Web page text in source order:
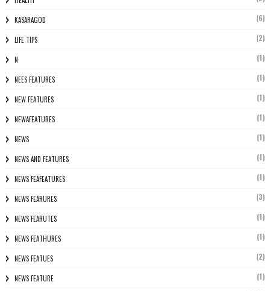
KASARAGOD (6)
LIFE TIPS (2)
N (1)
NEES FEATURES (1)
NEW FEATURES (1)
NEWAFEATURES (1)
NEWS (1)
NEWS AND FEATURES (1)
NEWS FEAFEATURES (1)
NEWS FEARURES (3)
NEWS FEARUTES (1)
NEWS FEATHURES (1)
NEWS FEATUES (2)
NEWS FEATURE (1)